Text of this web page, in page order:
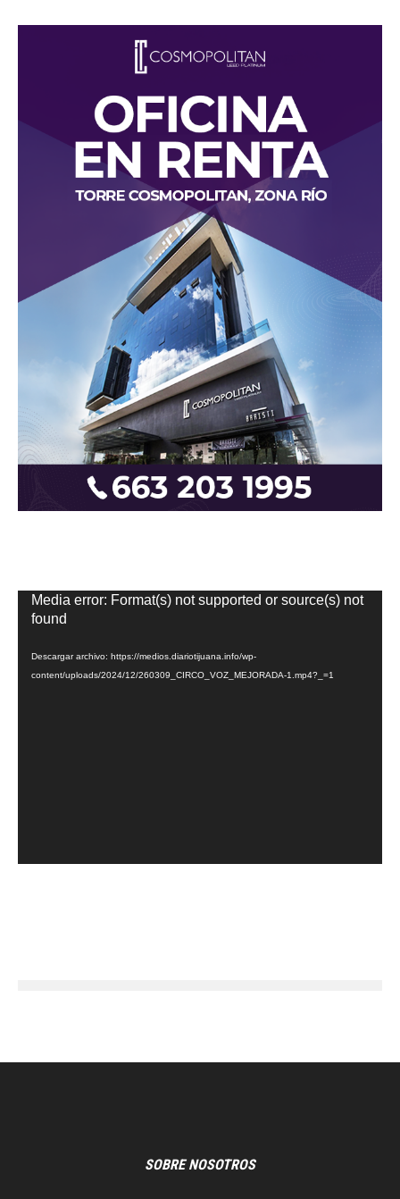
Reproductor
de
Media error: Format(s) not supported or source(s) not
found
Descargar archivo: https://medios.diariotijuana.info/wp-
content/uploads/2024/12/260309_CIRCO_VOZ_MEJORADA-1.mp4?_=1
SOBRE NOSOTROS